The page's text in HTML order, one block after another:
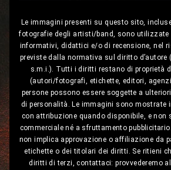
Le immagini presenti su questo sito,
fotografie degli artisti/band, sono utilizzate
informativi, didattici e/o di recensione, nel
previste dalla normativa sul diritto d’autore
s.m.i.). Tutti i diritti restano di proprietà
(autori/fotografi, etichette, editori,
persone possono essere soggette a
di personalità. Le immagini sono mostrate
con attribuzione quando disponibile, e non
commerciale né a sfruttamento
non implica approvazione o affiliazione da
etichette o dei titolari dei diritti. Se ritieni
diritti di terzi, contattaci: provvederemo